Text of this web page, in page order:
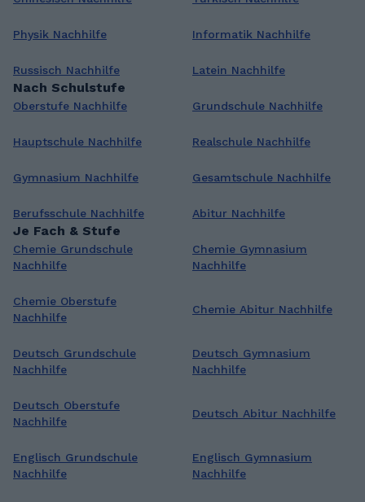
Physik Nachhilfe Informatik Nachhilfe
Russisch Nachhilfe Latein Nachhilfe
Nach Schulstufe
Oberstufe Nachhilfe Grundschule Nachhilfe
Hauptschule Nachhilfe Realschule Nachhilfe
Gymnasium Nachhilfe Gesamtschule Nachhilfe
Berufsschule Nachhilfe Abitur Nachhilfe
Je Fach & Stufe
Chemie Grundschule
Nachhilfe
Chemie Gymnasium
Nachhilfe
Chemie Oberstufe
Nachhilfe
Chemie Abitur Nachhilfe
Deutsch Grundschule
Nachhilfe
Deutsch Gymnasium
Nachhilfe
Deutsch Oberstufe
Nachhilfe
Deutsch Abitur Nachhilfe
Englisch Grundschule
Nachhilfe
Englisch Gymnasium
Nachhilfe